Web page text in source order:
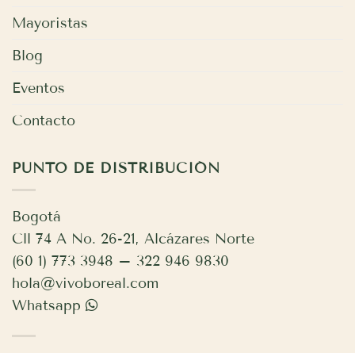
Mayoristas
Blog
Eventos
Contacto
PUNTO DE DISTRIBUCIÓN
Bogotá
Cll 74 A No. 26-21, Alcázares Norte
(60 1) 773 3948 – 322 946 9830
hola@vivoboreal.com
Whatsapp